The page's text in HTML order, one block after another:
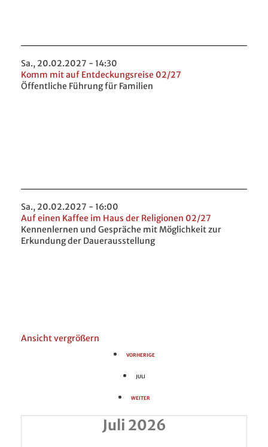
Sa., 20.02.2027 - 14:30
Komm mit auf Entdeckungsreise 02/27
Öffentliche Führung für Familien
Sa., 20.02.2027 - 16:00
Auf einen Kaffee im Haus der Religionen 02/27
Kennenlernen und Gespräche mit Möglichkeit zur
Erkundung der Dauerausstellung
Ansicht vergrößern
VORHERIGE
JULI
WEITER
Juli 2026